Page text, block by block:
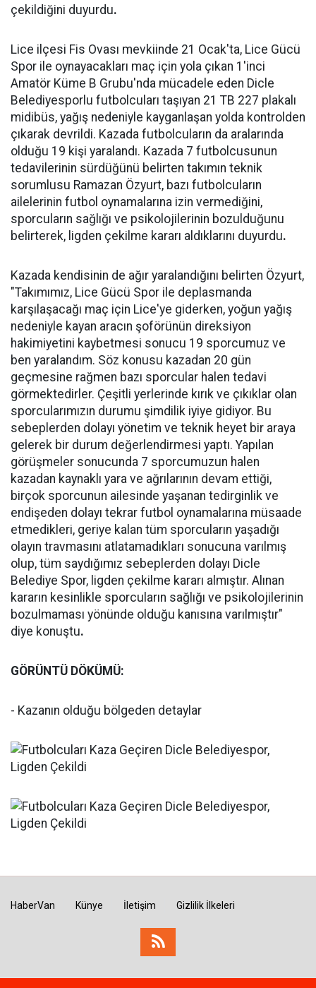
çekildiğini duyurdu.
Lice ilçesi Fis Ovası mevkiinde 21 Ocak'ta, Lice Gücü
Spor ile oynayacakları maç için yola çıkan 1'inci
Amatör Küme B Grubu'nda mücadele eden Dicle
Belediyesporlu futbolcuları taşıyan 21 TB 227 plakalı
midibüs, yağış nedeniyle kayganlaşan yolda kontrolden
çıkarak devrildi. Kazada futbolcuların da aralarında
olduğu 19 kişi yaralandı. Kazada 7 futbolcusunun
tedavilerinin sürdüğünü belirten takımın teknik
sorumlusu Ramazan Özyurt, bazı futbolcuların
ailelerinin futbol oynamalarına izin vermediğini,
sporcuların sağlığı ve psikolojilerinin bozulduğunu
belirterek, ligden çekilme kararı aldıklarını duyurdu.
Kazada kendisinin de ağır yaralandığını belirten Özyurt,
"Takımımız, Lice Gücü Spor ile deplasmanda
karşılaşacağı maç için Lice'ye giderken, yoğun yağış
nedeniyle kayan aracın şoförünün direksiyon
hakimiyetini kaybetmesi sonucu 19 sporcumuz ve
ben yaralandım. Söz konusu kazadan 20 gün
geçmesine rağmen bazı sporcular halen tedavi
görmektedirler. Çeşitli yerlerinde kırık ve çıkıklar olan
sporcularımızın durumu şimdilik iyiye gidiyor. Bu
sebeplerden dolayı yönetim ve teknik heyet bir araya
gelerek bir durum değerlendirmesi yaptı. Yapılan
görüşmeler sonucunda 7 sporcumuzun halen
kazadan kaynaklı yara ve ağrılarının devam ettiği,
birçok sporcunun ailesinde yaşanan tedirginlik ve
endişeden dolayı tekrar futbol oynamalarına müsaade
etmedikleri, geriye kalan tüm sporcuların yaşadığı
olayın travmasını atlatamadıkları sonucuna varılmış
olup, tüm saydığımız sebeplerden dolayı Dicle
Belediye Spor, ligden çekilme kararı almıştır. Alınan
kararın kesinlikle sporcuların sağlığı ve psikolojilerinin
bozulmaması yönünde olduğu kanısına varılmıştır"
diye konuştu.
GÖRÜNTÜ DÖKÜMÜ:
- Kazanın olduğu bölgeden detaylar
HaberVan Künye İletişim Gizlilik İlkeleri